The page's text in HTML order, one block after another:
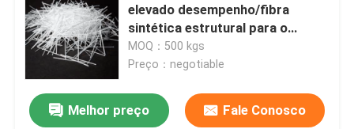
Dextrina resistente
Polydextrose
Inulin
elevado desempenho/fibra
sintética estrutural para o
shotcrete
MOQ：500 kgs
Preço：negotiable
Melhor preço Fale Conosco